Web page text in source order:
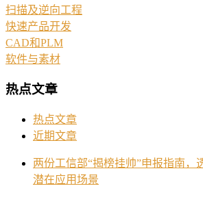
扫描及逆向工程
快速产品开发
CAD和PLM
软件与素材
热点文章
热点文章
近期文章
两份工信部“揭榜挂帅”申报指南，
潜在应用场景